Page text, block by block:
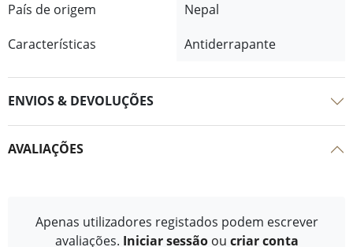
País de origem
Nepal
Características
Antiderrapante
ENVIOS & DEVOLUÇÕES
AVALIAÇÕES
Apenas utilizadores registados podem escrever
avaliações. Iniciar sessão ou criar conta